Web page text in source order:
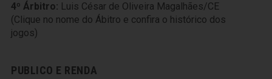
4º Árbitro: Luis César de Oliveira Magalhães/CE
(Clique no nome do Ábitro e confira o histórico dos
jogos)
PUBLICO E RENDA